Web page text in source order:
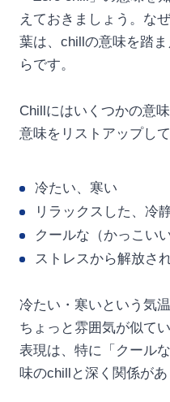
えておきましょう。な
葉は、chillの意味を踏
らです。
Chillにはいくつかの意
意味をリストアップして
冷たい、寒い
リラックスした、冷
クールな（かっこいい
ストレスから解放さ
冷たい・寒いという気
ちょっと雰囲気が似て
表現は、特に「クール
味のchillと深く関係があ